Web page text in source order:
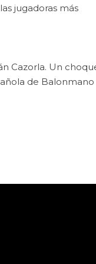
jugadoras más
Cazorla. Un
de Balonmano